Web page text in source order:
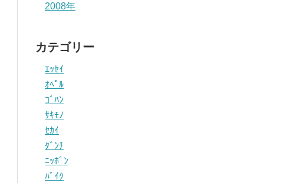
2008年
カテゴリー
ｴｯｾｲ
ｵﾍﾟﾙ
ｺﾞﾊﾝ
ｻｷﾓﾉ
ｾｶｲ
ﾀﾞﾝﾁ
ﾆｯﾎﾟﾝ
ﾊﾞｲｸ